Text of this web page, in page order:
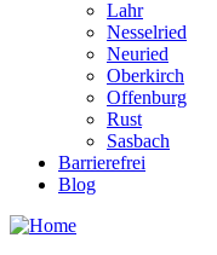
Lahr
Nesselried
Neuried
Oberkirch
Offenburg
Rust
Sasbach
Barrierefrei
Blog